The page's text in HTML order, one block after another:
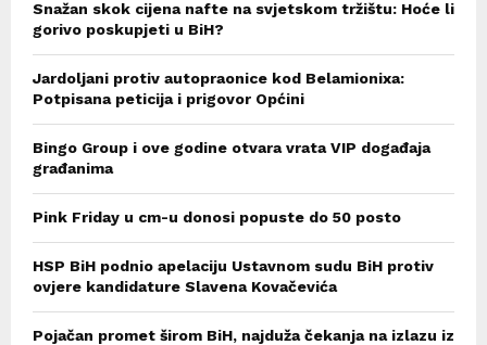
Snažan skok cijena nafte na svjetskom tržištu: Hoće li
gorivo poskupjeti u BiH?
Jardoljani protiv autopraonice kod Belamionixa:
Potpisana peticija i prigovor Općini
Bingo Group i ove godine otvara vrata VIP događaja
građanima
Pink Friday u cm-u donosi popuste do 50 posto
HSP BiH podnio apelaciju Ustavnom sudu BiH protiv
ovjere kandidature Slavena Kovačevića
Pojačan promet širom BiH, najduža čekanja na izlazu iz